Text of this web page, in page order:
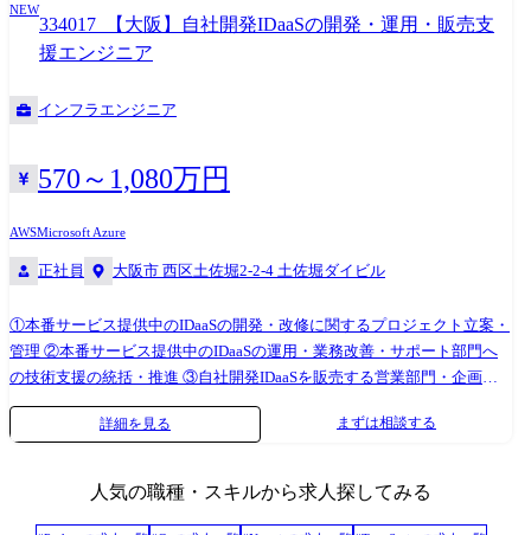
NEW
334017_【大阪】自社開発IDaaSの開発・運用・販売支
援エンジニア
インフラエンジニア
570～1,080万円
AWSMicrosoft Azure
正社員 大阪市 西区土佐堀2-2-4 土佐堀ダイビル
①本番サービス提供中のIDaaSの開発・改修に関するプロジェクト立案・
管理 ②本番サービス提供中のIDaaSの運用・業務改善・サポート部門へ
の技術支援の統括・推進 ③自社開発IDaaSを販売する営業部門・企画部
門への技術支援体制の構築・強化・継続
詳細を見る まずは相談する
人気の職種・スキルから求人探してみる